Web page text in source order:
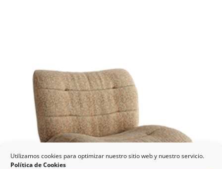
Utilizamos cookies para optimizar nuestro sitio web y nuestro servicio.
Política de Cookies